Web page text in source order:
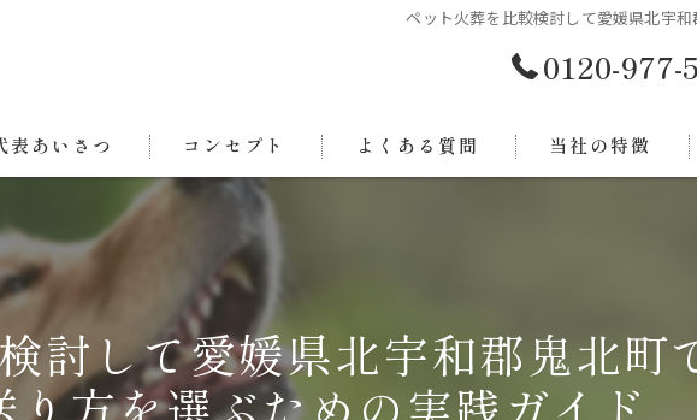
ペット火葬を比較検討して愛媛県北宇
0120-977-
表あいさつ コンセプト よくある質問 当社の特徴
新居浜市のペット火
東温市のペット火葬
討して愛媛県北宇和郡鬼北町
り方を選ぶための実践ガイド